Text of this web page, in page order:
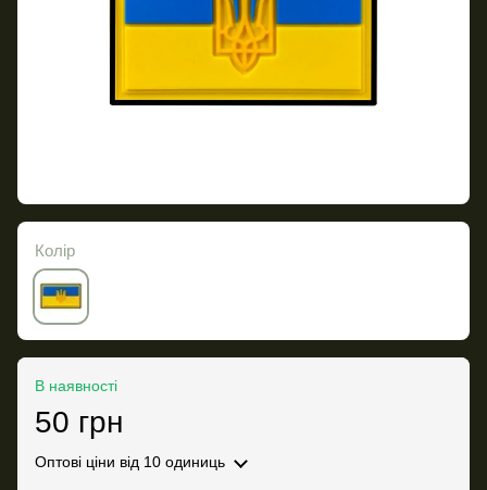
Колір
В наявності
50 грн
Оптові ціни від 10 одиниць